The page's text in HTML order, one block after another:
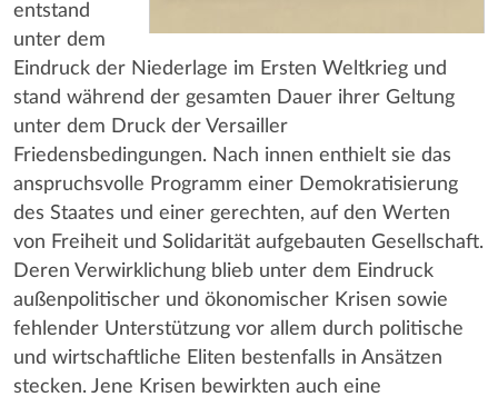
entstand
unter dem
Eindruck der Niederlage im Ersten Weltkrieg und
stand während der gesamten Dauer ihrer Geltung
unter dem Druck der Versailler
Friedensbedingungen. Nach innen enthielt sie das
anspruchsvolle Programm einer Demokratisierung
des Staates und einer gerechten, auf den Werten
von Freiheit und Solidarität aufgebauten Gesellschaft.
Deren Verwirklichung blieb unter dem Eindruck
außenpolitischer und ökonomischer Krisen sowie
fehlender Unterstützung vor allem durch politische
und wirtschaftliche Eliten bestenfalls in Ansätzen
stecken. Jene Krisen bewirkten auch eine